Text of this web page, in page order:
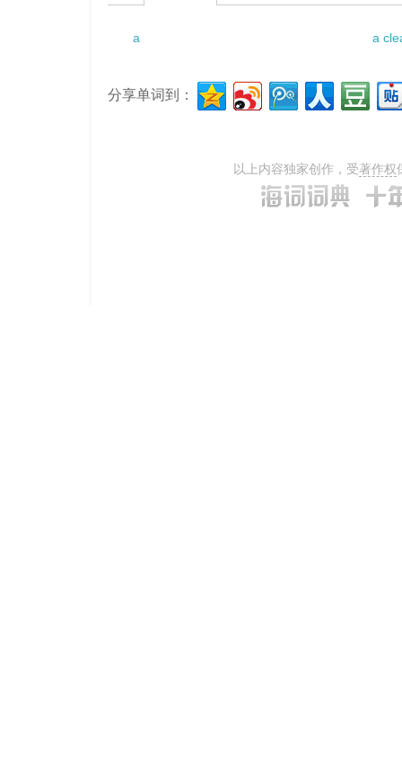
a a
分享单词到：
以上内容独家创作，受著作权